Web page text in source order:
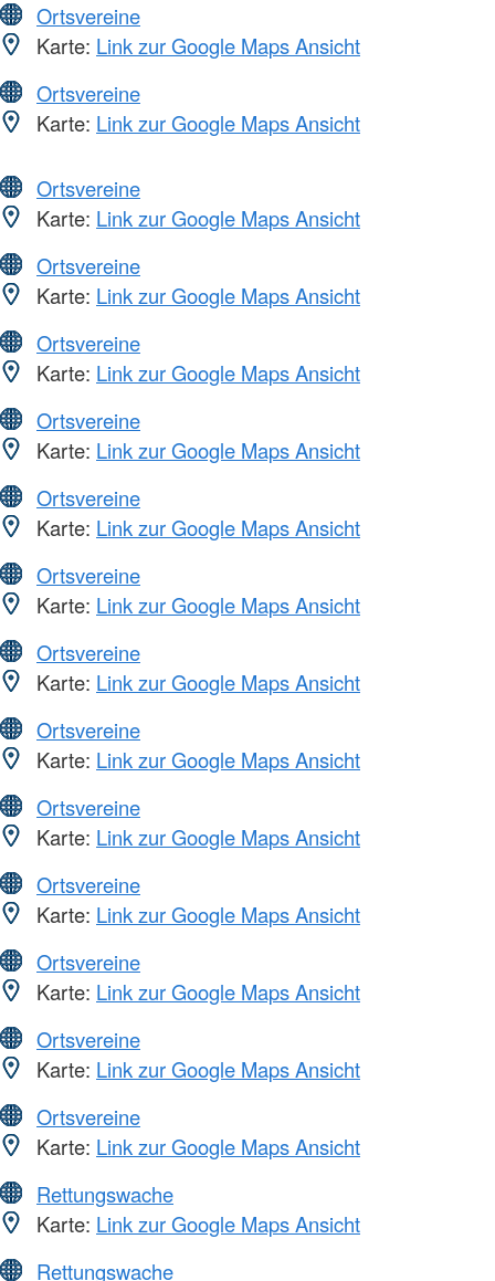
Ortsvereine
Karte: Link zur Google Maps Ansicht
Ortsvereine
Karte: Link zur Google Maps Ansicht
Ortsvereine
Karte: Link zur Google Maps Ansicht
Ortsvereine
Karte: Link zur Google Maps Ansicht
Ortsvereine
Karte: Link zur Google Maps Ansicht
Ortsvereine
Karte: Link zur Google Maps Ansicht
Ortsvereine
Karte: Link zur Google Maps Ansicht
Ortsvereine
Karte: Link zur Google Maps Ansicht
Ortsvereine
Karte: Link zur Google Maps Ansicht
Ortsvereine
Karte: Link zur Google Maps Ansicht
Ortsvereine
Karte: Link zur Google Maps Ansicht
Ortsvereine
Karte: Link zur Google Maps Ansicht
Ortsvereine
Karte: Link zur Google Maps Ansicht
Ortsvereine
Karte: Link zur Google Maps Ansicht
Ortsvereine
Karte: Link zur Google Maps Ansicht
Rettungswache
Karte: Link zur Google Maps Ansicht
Rettungswache